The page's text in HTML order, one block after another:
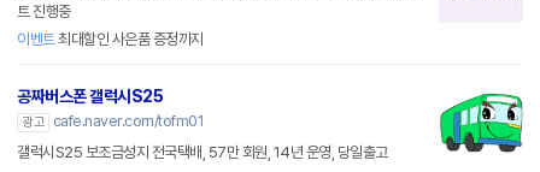
트 진행중
이벤트최대할인 사은품 증정까지
공짜버스폰 갤럭시S25
광고
cafe.naver.com/tofm01
갤럭시S25 보조금성지 전국택배, 57만 회원, 14년 운영, 당일출고